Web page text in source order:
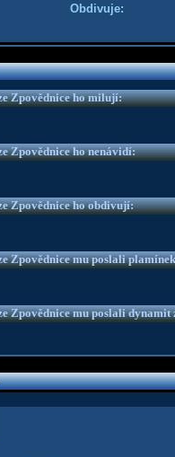
Obdivuje:
Zpovědnice ho milují:
Zpovědnice ho nenávidí:
Zpovědnice ho obdivují:
Zpovědnice mu poslali
Zpovědnice mu poslali dynamit